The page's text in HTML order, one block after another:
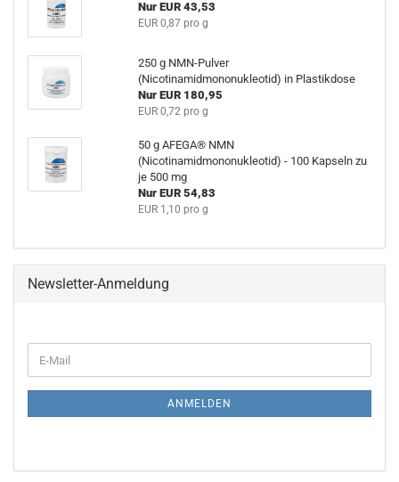
Nur EUR 43,53
EUR 0,87 pro g
250 g NMN-Pulver
(Nicotinamidmononukleotid) in Plastikdose
Nur EUR 180,95
EUR 0,72 pro g
50 g AFEGA® NMN
(Nicotinamidmononukleotid) - 100 Kapseln zu
je 500 mg
Nur EUR 54,83
EUR 1,10 pro g
Newsletter-Anmeldung
ZUR
E-
Mail
ANMELDEN